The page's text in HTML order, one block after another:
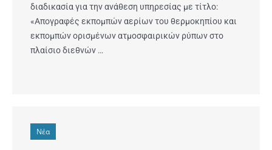
διαδικασία για την ανάθεση υπηρεσίας με τίτλο:
«Απογραφές εκπομπών αερίων του θερμοκηπίου και
εκπομπών ορισμένων ατμοσφαιρικών ρύπων στο
πλαίσιο διεθνών …
Νέα